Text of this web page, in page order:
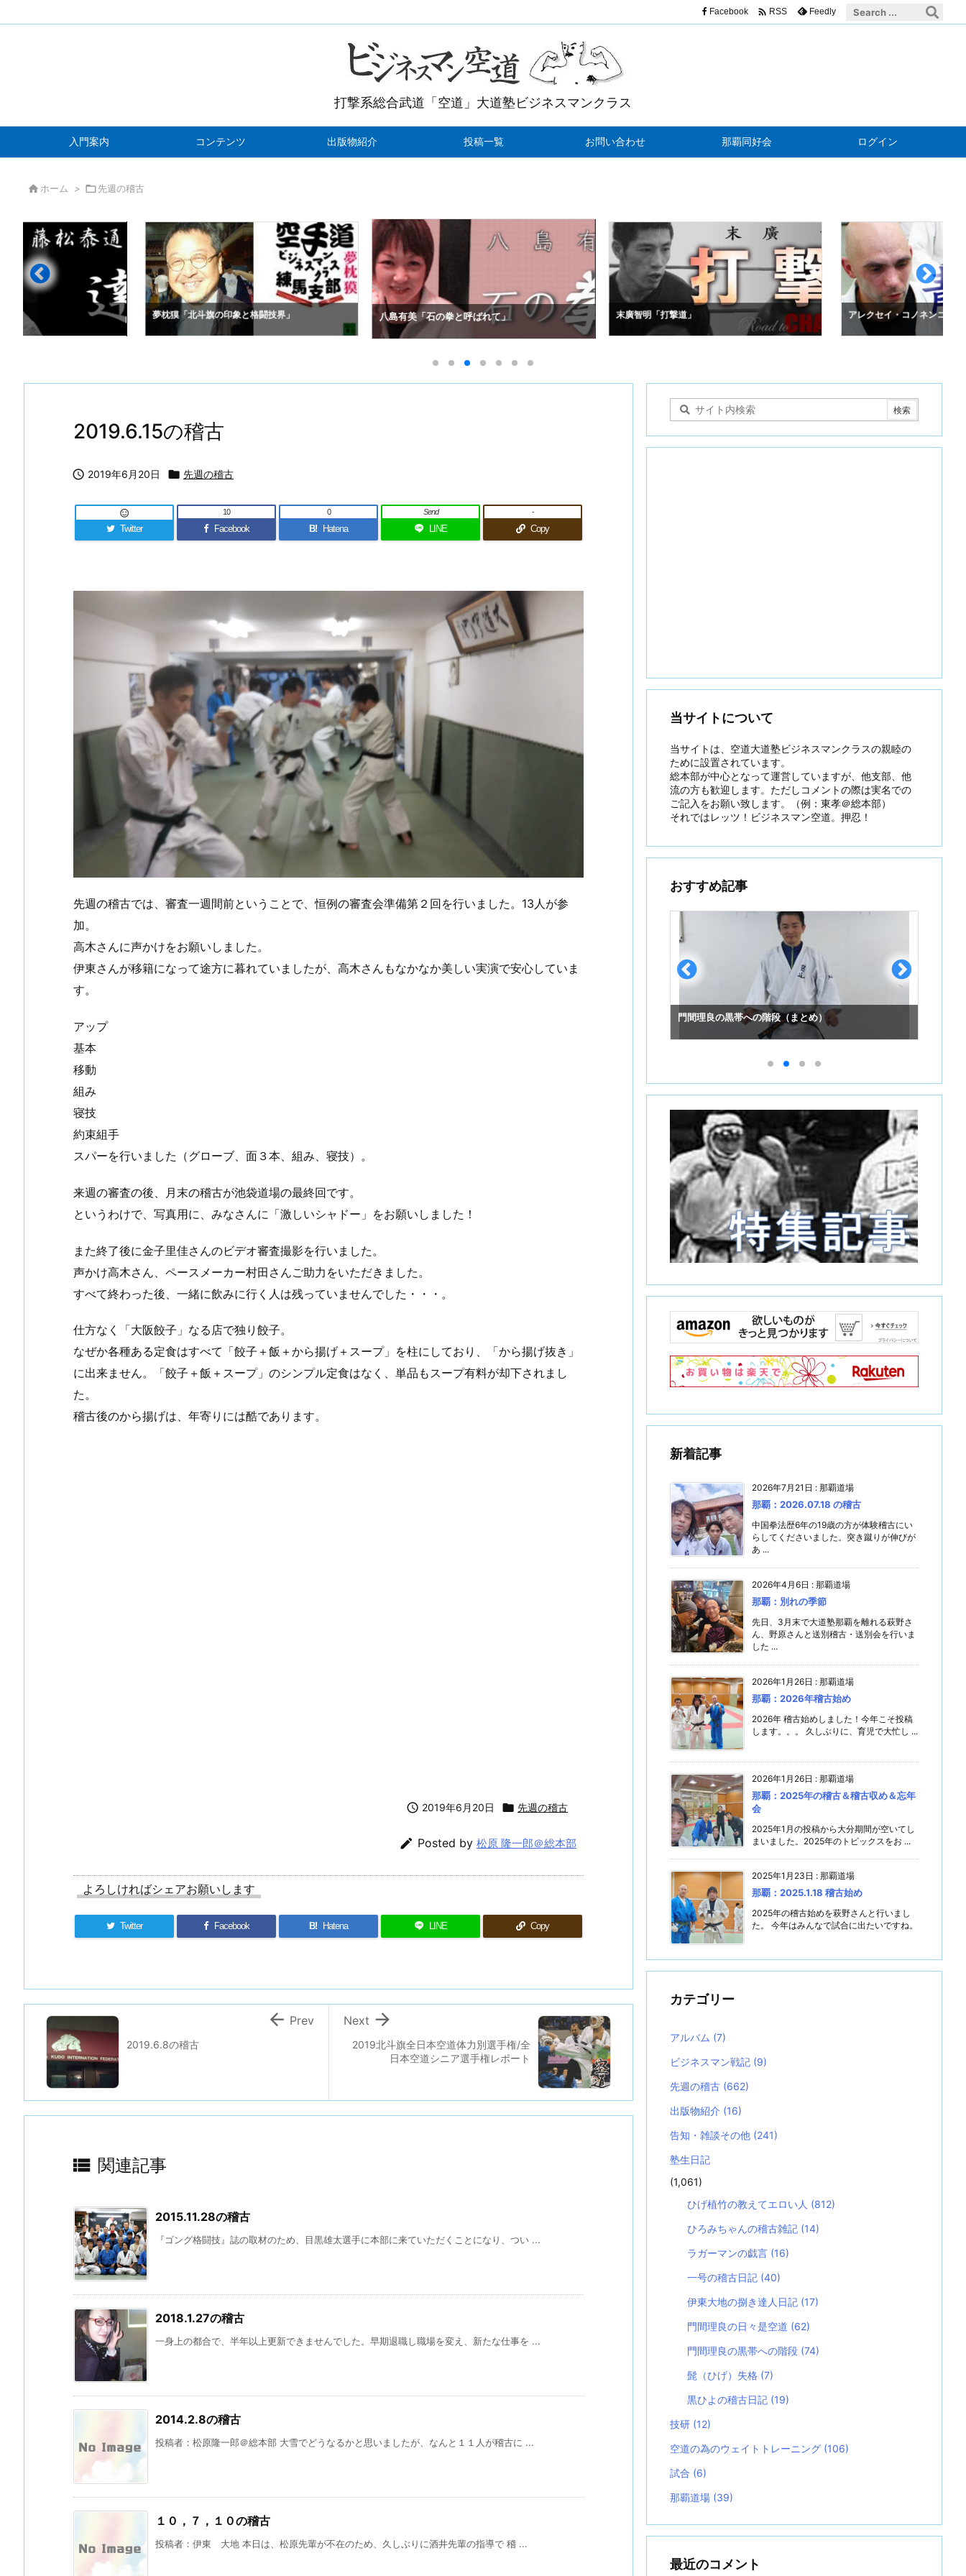
打撃系総合武道「空道」大道塾ビジネスマンクラス
入門案内 コンテンツ 出版物紹介 投稿一覧 お問い合わせ 那覇同好会 ログイン
Facebook  RSS Feedly
 ホーム > 先週の稽古
夢枕獏「北斗旗の印象と格闘技界」 八島有美「石の拳と呼ばれて」 末廣智明「打撃道」 アレクセイ・コノネンコ「
2019.6.15の稽古
 2019年6月20日  先週の稽古
Twitter

Facebook
10
B! Hatena
0
LINE
Send
Copy
-
先週の稽古では、審査一週間前ということで、恒例の審査会準備第２回を行いました。13人が参
加。
高木さんに声かけをお願いしました。
伊東さんが移籍になって途方に暮れていましたが、高木さんもなかなか美しい実演で安心していま
す。
アップ
基本
移動
組み
寝技
約束組手
スパーを行いました（グローブ、面３本、組み、寝技）。
来週の審査の後、月末の稽古が池袋道場の最終回です。
というわけで、写真用に、みなさんに「激しいシャドー」をお願いしました！
また終了後に金子里佳さんのビデオ審査撮影を行いました。
声かけ高木さん、ペースメーカー村田さんご助力をいただきました。
すべて終わった後、一緒に飲みに行く人は残っていませんでした・・・。
仕方なく「大阪餃子」なる店で独り餃子。
なぜか各種ある定食はすべて「餃子＋飯＋から揚げ＋スープ」を柱にしており、「から揚げ抜き」
に出来ません。「餃子＋飯＋スープ」のシンプル定食はなく、単品もスープ有料が却下されまし
た。
稽古後のから揚げは、年寄りには酷であります。
 2019年6月20日  先週の稽古
 Posted by 松原 隆一郎＠総本部
よろしければシェアお願いします
Twitter Facebook B! Hatena LINE Copy
2019北斗旗全日本空道体力別選手権/全
日本空道シニア選手権レポート

Next
2019.6.8の稽古
 Prev
 関連記事
2015.11.28の稽古
『ゴング格闘技』誌の取材のため、目黒雄太選手に本部に来ていただくことになり、つい ...
2018.1.27の稽古
一身上の都合で、半年以上更新できませんでした。早期退職し職場を変え、新たな仕事を ...
2014.2.8の稽古
投稿者：松原隆一郎＠総本部 大雪でどうなるかと思いましたが、なんと１１人が稽古に ...
１０，７，１０の稽古
投稿者：伊東 大地 本日は、松原先輩が不在のため、久しぶりに酒井先輩の指導で 稽 ...
当サイトについて
当サイトは、空道大道塾ビジネスマンクラスの親睦の
ために設置されています。
総本部が中心となって運営していますが、他支部、他
流の方も歓迎します。ただしコメントの際は実名での
ご記入をお願い致します。（例：東孝＠総本部）
それではレッツ！ビジネスマン空道。押忍！
おすすめ記事
門間理良の黒帯への階段（まとめ）
新着記事
2026年7月21日 : 那覇道場
那覇：2026.07.18 の稽古
中国拳法歴6年の19歳の方が体験稽古にい
らしてくださいました。突き蹴りが伸びが
あ ...
2026年4月6日 : 那覇道場
那覇：別れの季節
先日、3月末で大道塾那覇を離れる萩野さ
ん、野原さんと送別稽古・送別会を行いま
した ...
2026年1月26日 : 那覇道場
那覇：2026年稽古始め
2026年 稽古始めしました！今年こそ投稿
します。。。 久しぶりに、育児で大忙し ...
2026年1月26日 : 那覇道場
那覇：2025年の稽古＆稽古収め＆忘年
会
2025年1月の投稿から大分期間が空いてし
まいました。2025年のトピックスをお ...
2025年1月23日 : 那覇道場
那覇：2025.1.18 稽古始め
2025年の稽古始めを萩野さんと行いまし
た。 今年はみんなで試合に出たいですね。
カテゴリー
アルバム (7)
ビジネスマン戦記 (9)
先週の稽古 (662)
出版物紹介 (16)
告知・雑談その他 (241)
塾生日記
(1,061)
ひげ植竹の教えてエロい人 (812)
ひろみちゃんの稽古雑記 (14)
ラガーマンの戯言 (16)
一号の稽古日記 (40)
伊東大地の捌き達人日記 (17)
門間理良の日々是空道 (62)
門間理良の黒帯への階段 (74)
髭（ひげ）失格 (7)
黒ひよの稽古日記 (19)
技研 (12)
空道の為のウェイトトレーニング (106)
試合 (6)
那覇道場 (39)
最近のコメント